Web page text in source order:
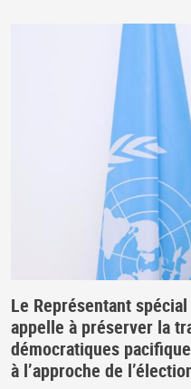
Le Représentant
appelle à préserver la
démocratiques
à l’approche de